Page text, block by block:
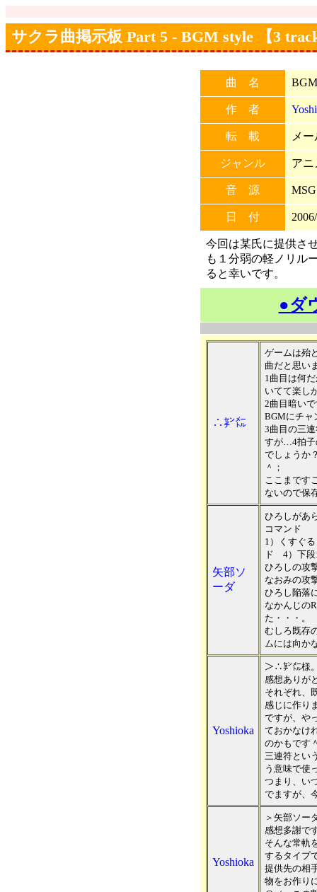
サクラ曲掲示板 Part 5 - BGM style 【3
曲 名
作 者
転 載 メ
ジャンル アニ
音 源
日 付
今回は某氏に提供さ
も１分弱の軽ノリル
ると幸いです。
●ダ
∴㌢㍍
ゲームは殆
曲だと思い
1曲目は何
いてて楽し
2曲目暗い
BGMにチャ
3曲目の三
すが…4拍子
でしょうか
＾；
ここまです
ないので保
矢部ソ
ーダ
ひろしがあ
コマンド
1）くすぐ
ド 4）下段
ひろしの攻
なおみの
ひろし陥落
なかんじの
た・・・。
むしろ既存
ムには向か
Yoshioka
＞∴㌢㍍様
感想ありが
それぞれ、
感じに作り
ですが、や
ておかなけ
のかもです
三連符とい
う意味で使
つまり、い
でますが、
Yoshioka
＞矢部ソー
感想多謝で
そんな常軌
するタイプ
提供先の相
物をお作り